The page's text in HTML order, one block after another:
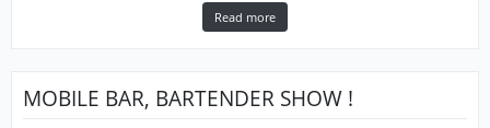
Read more
MOBILE BAR, BARTENDER SHOW !